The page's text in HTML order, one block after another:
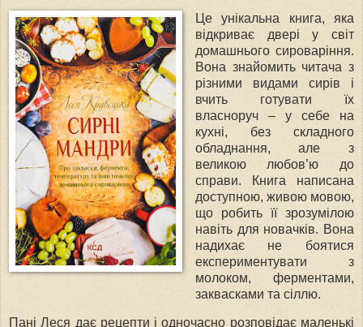
Це унікальна книга, яка
відкриває двері у світ
домашнього сироваріння.
Вона знайомить читача з
різними видами сирів і
вчить готувати їх
власноруч – у себе на
кухні, без складного
обладнання, але з
великою любов’ю до
справи. Книга написана
доступною, живою мовою,
що робить її зрозумілою
навіть для новачків. Вона
надихає не боятися
експериментувати з
молоком, ферментами,
заквасками та сіллю.
Пані Леся дає рецепти і одночасно розповідає маленькі